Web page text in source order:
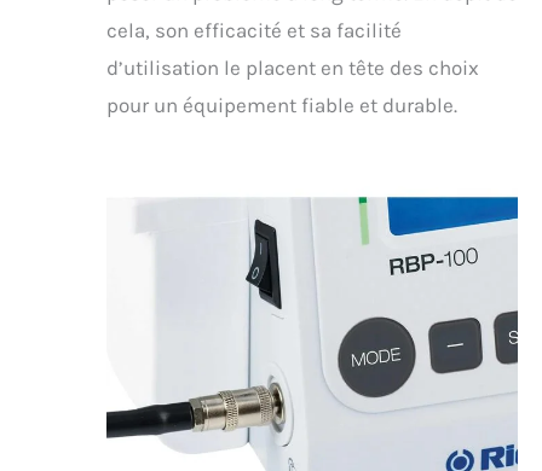
cela, son efficacité et sa facilité
d’utilisation le placent en tête des choix
pour un équipement fiable et durable.